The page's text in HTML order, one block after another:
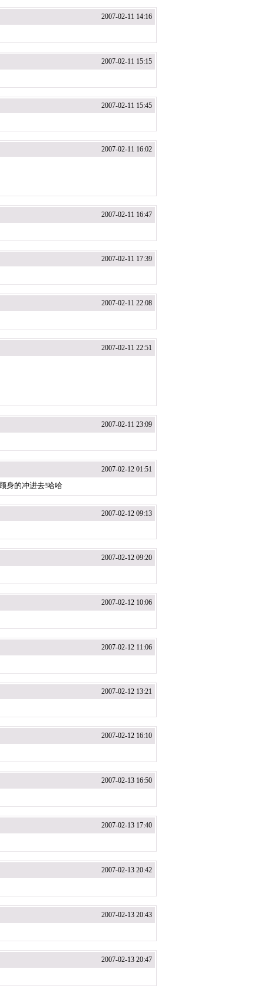
2007-02-11 14:16
2007-02-11 15:15
2007-02-11 15:45
2007-02-11 16:02
2007-02-11 16:47
2007-02-11 17:39
2007-02-11 22:08
2007-02-11 22:51
2007-02-11 23:09
2007-02-12 01:51
身的冲进去!哈哈
2007-02-12 09:13
2007-02-12 09:20
2007-02-12 10:06
2007-02-12 11:06
2007-02-12 13:21
2007-02-12 16:10
2007-02-13 16:50
2007-02-13 17:40
2007-02-13 20:42
2007-02-13 20:43
2007-02-13 20:47